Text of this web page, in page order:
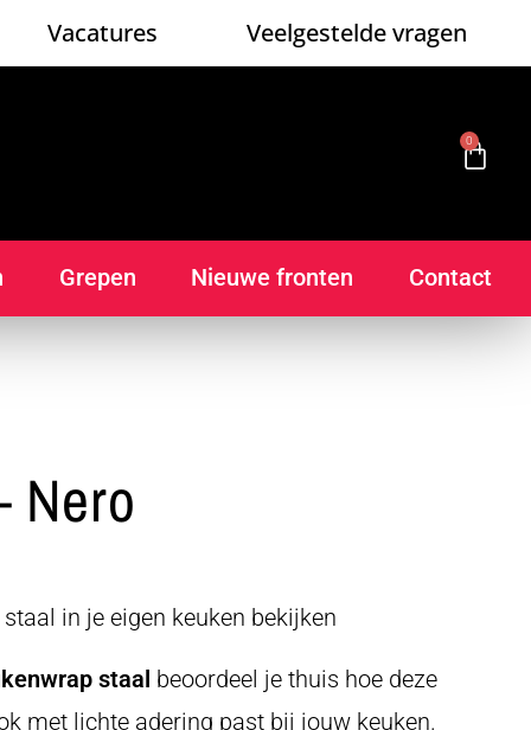
Vacatures Veelgestelde vragen
0
Grepen Nieuwe fronten Contact
Nero
in je eigen keuken bekijken
staal beoordeel je thuis hoe deze
met lichte adering past bij jouw keuken.